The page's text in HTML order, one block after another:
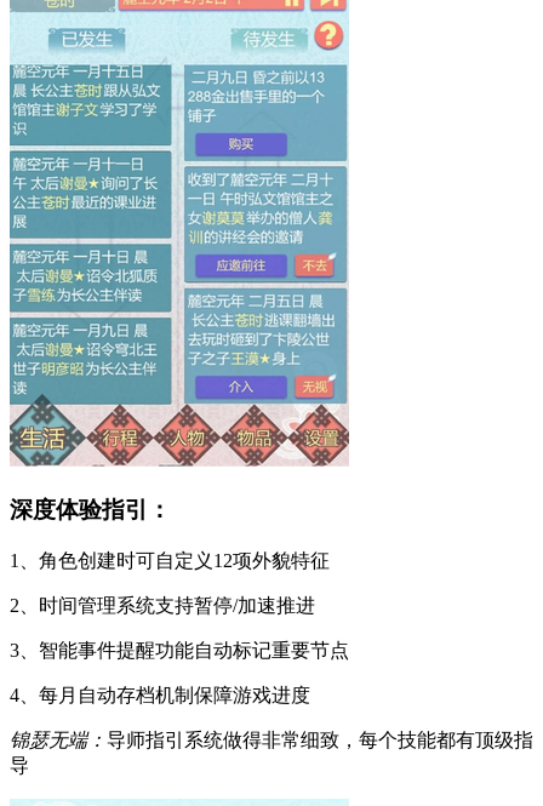
深度体验指引：
1、角色创建时可自定义12项外貌特征
2、时间管理系统支持暂停/加速推进
3、智能事件提醒功能自动标记重要节点
4、每月自动存档机制保障游戏进度
锦瑟无端： 导师指引系统做得非常细致，每个技能都有顶级指
导